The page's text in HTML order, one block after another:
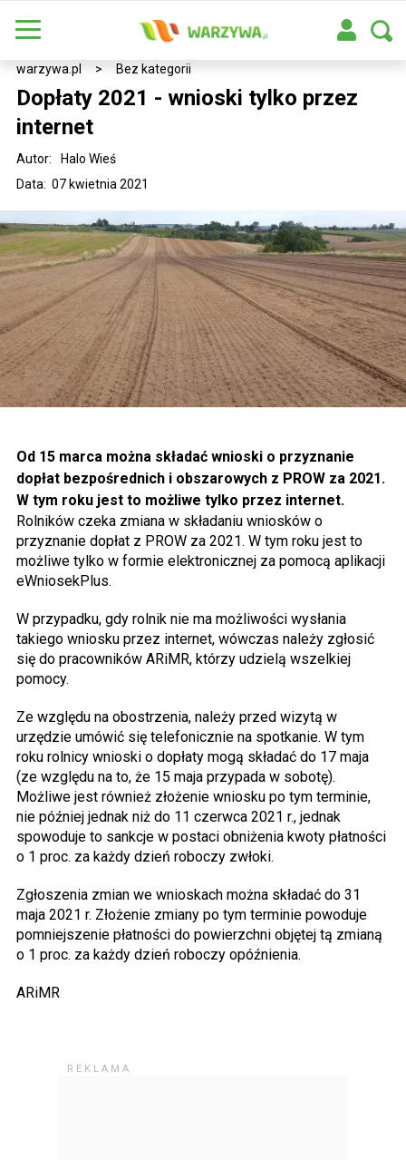
warzywa.pl > Bez kategorii
Dopłaty 2021 - wnioski tylko przez
internet
Data: 07 kwietnia 2021
Autor: Halo Wieś
Od 15 marca można składać wnioski o przyznanie
dopłat bezpośrednich i obszarowych z PROW za 2021.
W tym roku jest to możliwe tylko przez internet.
Rolników czeka zmiana w składaniu wniosków o
przyznanie dopłat z PROW za 2021. W tym roku jest to
możliwe tylko w formie elektronicznej za pomocą aplikacji
eWniosekPlus.
W przypadku, gdy rolnik nie ma możliwości wysłania
takiego wniosku przez internet, wówczas należy zgłosić
się do pracowników ARiMR, którzy udzielą wszelkiej
pomocy.
Ze względu na obostrzenia, należy przed wizytą w
urzędzie umówić się telefonicznie na spotkanie. W tym
roku rolnicy wnioski o dopłaty mogą składać do 17 maja
(ze względu na to, że 15 maja przypada w sobotę).
Możliwe jest również złożenie wniosku po tym terminie,
nie później jednak niż do 11 czerwca 2021 r., jednak
spowoduje to sankcje w postaci obniżenia kwoty płatności
o 1 proc. za każdy dzień roboczy zwłoki.
Zgłoszenia zmian we wnioskach można składać do 31
maja 2021 r. Złożenie zmiany po tym terminie powoduje
pomniejszenie płatności do powierzchni objętej tą zmianą
o 1 proc. za każdy dzień roboczy opóźnienia.
ARiMR